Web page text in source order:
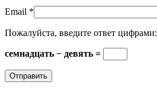
Email *
Пожалуйста, введите ответ цифрами:
семнадцать − девять =